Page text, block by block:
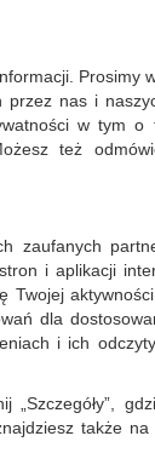
ze stalowej
TEL.
na trójnogu
matowy ekran
ze stalowej
Prosimy
przez nas i
w tym o
też
zaufanych
i aplikacji
Twojej
dla
i ich
także